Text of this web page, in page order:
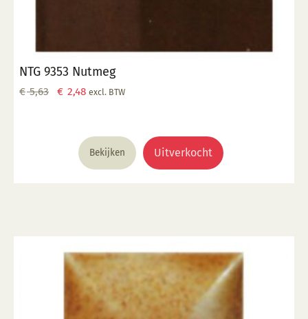
NTG 9353 Nutmeg
€5,63
Oorspronkelijke
€ 2,48Huidige
€ 2,48.
excl. BTW
Bekijken Uitverkocht